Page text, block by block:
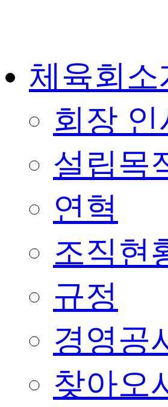
체육회소
회장 인
설립목
연혁
조직현
규정
경영공
찾아오